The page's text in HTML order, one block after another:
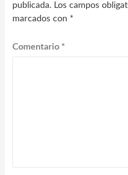
publicada. Los campos
marcados con *
Comentario *